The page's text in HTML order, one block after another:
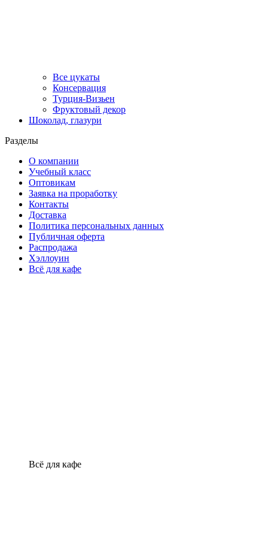
Все цукаты
Консервация
Турция-Визьен
Фруктовый декор
Шоколад, глазури
Разделы
О компании
Учебный класс
Оптовикам
Заявка на проработку
Контакты
Доставка
Политика персональных данных
Публичная оферта
Распродажа
Хэллоуин
Всё для кафе
Всё для кафе